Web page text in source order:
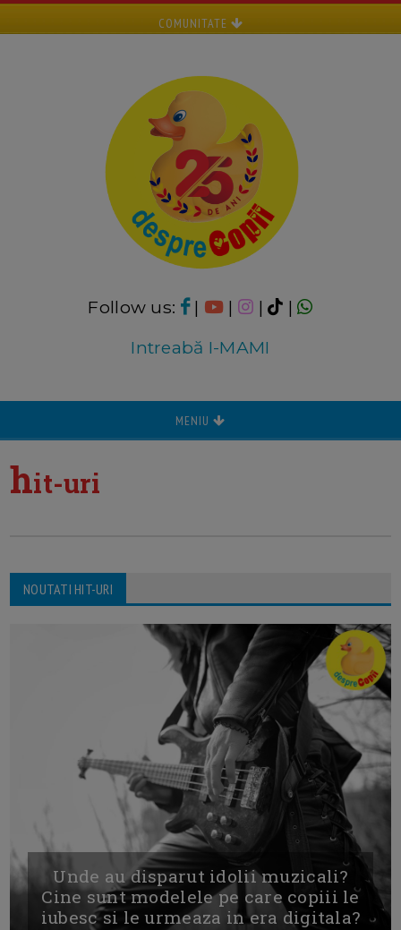
COMUNITATE
Follow us: | | |
|
Intreabă I-MAMI
MENIU
hit-uri
NOUTATI HIT-URI
Unde au disparut idolii muzicali?
Cine sunt modelele pe care copiii le
iubesc si le urmeaza in era digitala?